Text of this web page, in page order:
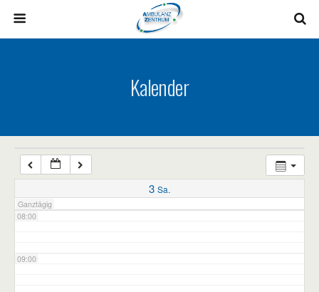
Kalender
3 Sa.
Ganztägig
07:00
08:00
09:00